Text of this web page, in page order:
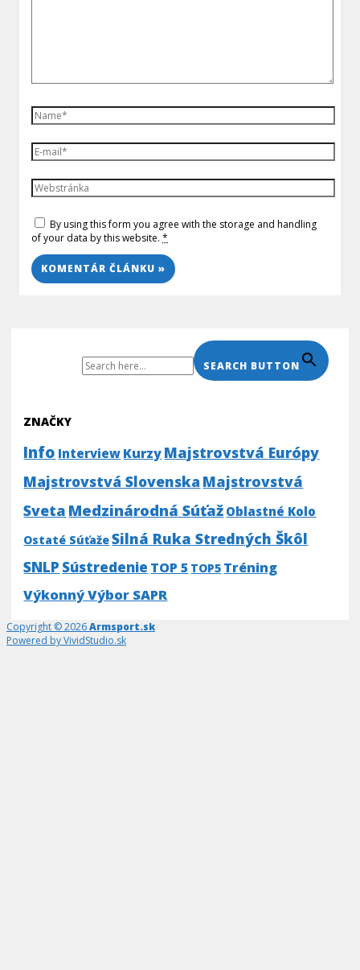
By using this form you agree with the storage and handling
of your data by this website.*
SEARCH BUTTON
ZNAČKY
Info Interview KurzyMajstrovstvá Európy
Majstrovstvá Slovenska Majstrovstvá
Sveta Medzinárodná Súťaž Oblastné Kolo
Ostaté SúťažeSilná Ruka Stredných Škôl
SNLP Sústredenie TOP 5 TOP5 Tréning
Výkonný Výbor SAPR
Copyright © 2026Armsport.sk
Powered by VividStudio.sk